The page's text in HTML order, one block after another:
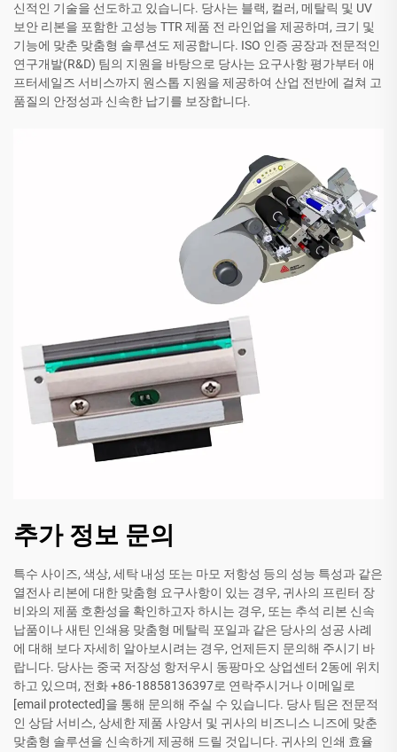
신적인 기술을 선도하고 있습니다. 당사는 블랙, 컬러, 메탈릭 및 UV
보안 리본을 포함한 고성능 TTR 제품 전 라인업을 제공하며, 크기 및
기능에 맞춘 맞춤형 솔루션도 제공합니다. ISO 인증 공장과 전문적인
연구개발(R&D) 팀의 지원을 바탕으로 당사는 요구사항 평가부터 애
프터세일즈 서비스까지 원스톱 지원을 제공하여 산업 전반에 걸쳐 고
품질의 안정성과 신속한 납기를 보장합니다.
추가 정보 문의
특수 사이즈, 색상, 세탁 내성 또는 마모 저항성 등의 성능 특성과 같은
열전사 리본에 대한 맞춤형 요구사항이 있는 경우, 귀사의 프린터 장
비와의 제품 호환성을 확인하고자 하시는 경우, 또는 추석 리본 신속
납품이나 새틴 인쇄용 맞춤형 메탈릭 포일과 같은 당사의 성공 사례
에 대해 보다 자세히 알아보시려는 경우, 언제든지 문의해 주시기 바
랍니다. 당사는 중국 저장성 항저우시 동팡마오 상업센터 2동에 위치
하고 있으며, 전화 +86-18858136397로 연락주시거나 이메일로
[email protected]을 통해 문의해 주실 수 있습니다. 당사 팀은 전문적
인 상담 서비스, 상세한 제품 사양서 및 귀사의 비즈니스 니즈에 맞춘
맞춤형 솔루션을 신속하게 제공해 드릴 것입니다. 귀사의 인쇄 효율